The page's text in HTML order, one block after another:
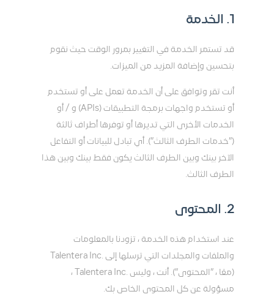
1. الخدمة
قد تستمر الخدمة في التغيير بمرور الوقت حيث نقوم
بتحسين وإضافة المزيد من الميزات.
أنت تقر وتوافق على أن الخدمة تعمل على أو تستخدم
أو تستخدم واجهات برمجة التطبيقات (APIs) و / أو
الخدمات الأخرى التي تديرها أو توفرها أطراف ثالثة
(”خدمات الطرف الثالث”). أي تبادل للبيانات أو التفاعل
الآخر بينك وبين الطرف الثالث يكون فقط بينك وبين هذا
الطرف الثالث.
2. المحتوى
عند استخدام هذه الخدمة ، تزودنا بالمعلومات
والملفات والمجلدات التي ترسلها إلى .Talentera Inc
(معًا ، ”المحتوى”). أنت ، وليس .Talentera Inc ،
مسؤولة عن كل المحتوى الخاص بك.